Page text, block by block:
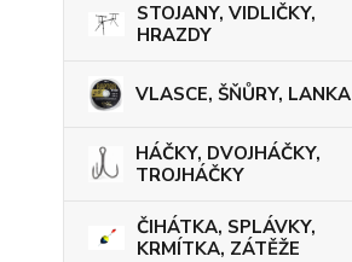
STOJANY, VIDLIČKY,
HRAZDY
VLASCE, ŠŇŮRY, LANKA
HÁČKY, DVOJHÁČKY,
TROJHÁČKY
ČIHÁTKA, SPLÁVKY,
KRMÍTKA, ZÁTĚŽE